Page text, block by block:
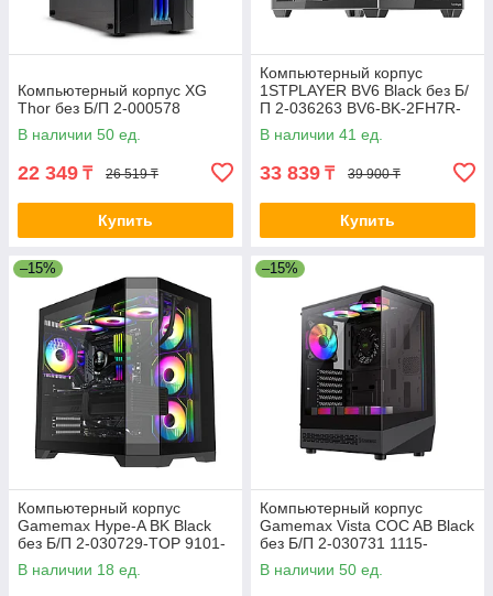
Компьютерный корпус XG
Thor без Б/П 2-000578
В наличии 50 ед.
22 349 ₸ 26 519 ₸
Купить
Компьютерный корпус
1STPLAYER BV6 Black без Б/
П 2-036263 BV6-BK-2FH7R-
1FH7
В наличии 41 ед.
33 839 ₸ 39 900 ₸
Купить
–15%
Компьютерный корпус
Gamemax Hype-A BK Black
без Б/П 2-030729-TOP 9101-
0000R0165
В наличии 18 ед.
–15%
Компьютерный корпус
Gamemax Vista COC AB Black
без Б/П 2-030731 1115-
3806R0004
В наличии 50 ед.